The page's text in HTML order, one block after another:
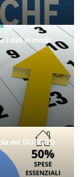
i dati in modo
del 50/30/20